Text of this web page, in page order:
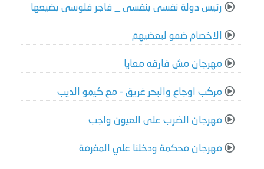
رئيس دولة نفسى بنفسى _ فاجر فلوسى بضيعها
الاخصام ضمو لبعضيهم
مهرجان مش فارقه معايا
مركب اوجاع والبحر غريق - مع كيمو الديب
مهرجان الضرب على العيون واجب
مهرجان محكمة ودخلنا علي المفرمة